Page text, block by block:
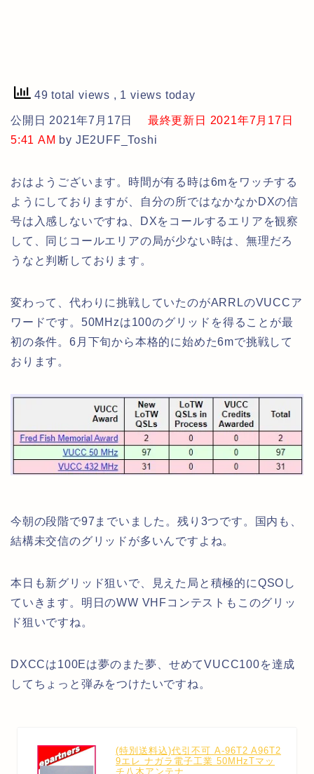
49 total views , 1 views today
公開日 2021年7月17日
最終更新日 2021年7月17日
5:41 AM by JE2UFF_Toshi
おはようございます。時間が有る時は6mをワッチする
ようにしておりますが、自分の所ではなかなかDXの信
号は入感しないですね、DXをコールするエリアを観察
して、同じコールエリアの局が少ない時は、無理だろ
うなと判断しております。
変わって、代わりに挑戦していたのがARRLのVUCCア
ワードです。50MHzは100のグリッドを得ることが最
初の条件。6月下旬から本格的に始めた6mで挑戦して
おります。
今朝の段階で97までいました。残り3つです。国内も、
結構未交信のグリッドが多いんですよね。
本日も新グリッド狙いで、見えた局と積極的にQSOし
ていきます。明日のWW VHFコンテストもこのグリッ
ド狙いですね。
DXCCは100Eは夢のまた夢、せめてVUCC100を達成
してちょっと弾みをつけたいですね。
(特別送料込)代引不可 A-96T2 A96T2
9エレ ナガラ電子工業 50MHzTマッ
チ八木アンテナ